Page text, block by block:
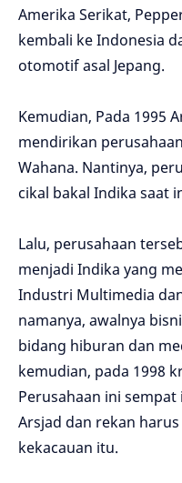
Amerika Serikat,
kembali ke Indonesia
otomotif asal Jepang.
Kemudian, Pada 1995
mendirikan
Wahana. Nantinya,
cikal bakal Indika saat
Lalu, perusahaan
menjadi Indika yang
Industri Multimedia
namanya, awalnya
bidang hiburan dan
kemudian, pada 1998
Perusahaan ini
Arsjad dan rekan
kekacauan itu.